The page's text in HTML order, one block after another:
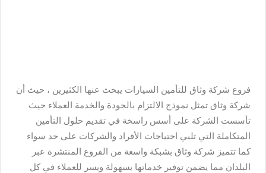
فروع شركة وثاق للتأمين السيارات يبحث عنها الكثيرين ، حيث أن
شركة وثاق تمثل نموذج الالتزام بالجودة والخدمة العملاء حيث
تأسست الشركة على أسس راسخة في تقديم حلول التأمين
المتكاملة التي تلبي احتياجات الأفراد والشركات على حد سواء
كما تتميز شركة وثاق بشبكة واسعة من الفروع المنتشرة عبر
البلدان مما يضمن توفير خدماتها بسهولة ويسر للعملاء في كل